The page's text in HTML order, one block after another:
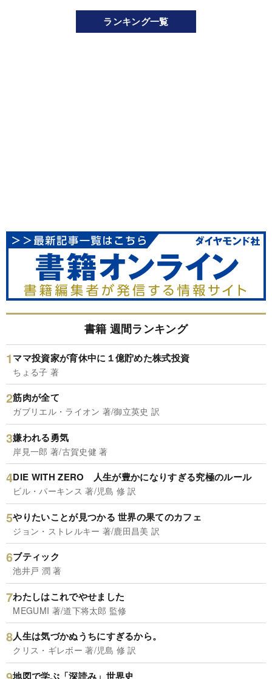
ランキング一覧
書籍 週間ランキング
ママ投資家が育休中に１億貯めた株式投資
ちょる子 著
筋肉が全て
ガブリエル・ライオン 著/御立英史 訳
嫌われる勇気
岸見一郎 著/古賀史健 著
DIE WITH ZERO 人生が豊かになりすぎる究極のルール
ビル・パーキンス 著/児島 修 訳
やりたいことが見つかる 世界の果てのカフェ
ジョン・ストレルキー 著/鹿田昌美 訳
ブティック
池井戸 潤 著
わたしはこれでやせました
MEGUMI 著/道下将太郎 監修
人生は気づかぬうちにすぎるから。
クリス・ギレボー 著/児島 修 訳
地図で学ぶ「深読み」世界史